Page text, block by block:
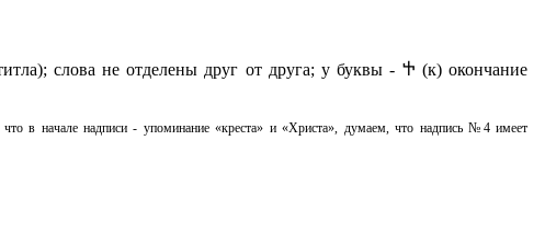
слова не отделены друг от друга; у буквы - Ⴕ (к) окончание
что в начале надписи - упоминание «креста» и «Христа», думаем, что надпись №4 имеет